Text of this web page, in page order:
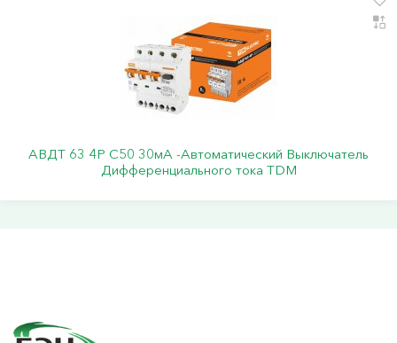
АВДТ 63 4Р С50 30мА -Автоматический Выключатель
Дифференциального тока TDM